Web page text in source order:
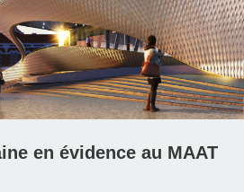
en évidence au MAAT